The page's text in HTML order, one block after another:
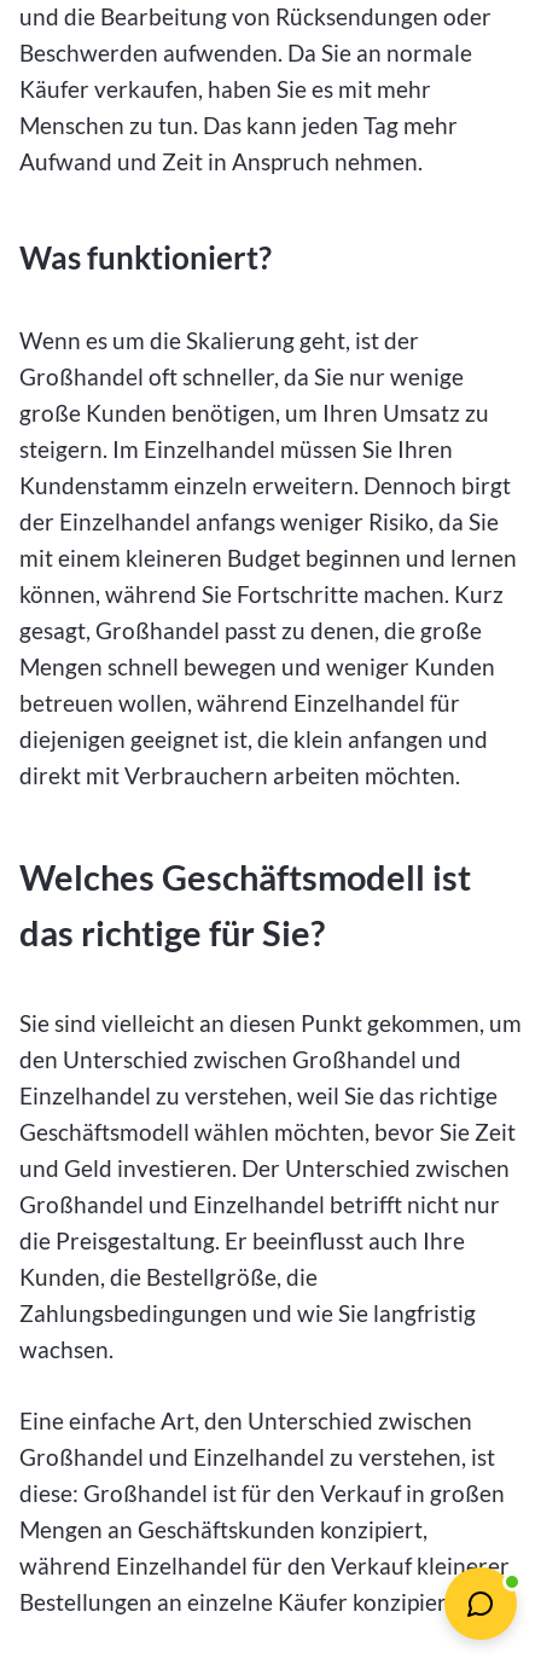
und die Bearbeitung von Rücksendungen oder
Beschwerden aufwenden. Da Sie an normale
Käufer verkaufen, haben Sie es mit mehr
Menschen zu tun. Das kann jeden Tag mehr
Aufwand und Zeit in Anspruch nehmen.
Was funktioniert?
Wenn es um die Skalierung geht, ist der
Großhandel oft schneller, da Sie nur wenige
große Kunden benötigen, um Ihren Umsatz zu
steigern. Im Einzelhandel müssen Sie Ihren
Kundenstamm einzeln erweitern. Dennoch birgt
der Einzelhandel anfangs weniger Risiko, da Sie
mit einem kleineren Budget beginnen und lernen
können, während Sie Fortschritte machen. Kurz
gesagt, Großhandel passt zu denen, die große
Mengen schnell bewegen und weniger Kunden
betreuen wollen, während Einzelhandel für
diejenigen geeignet ist, die klein anfangen und
direkt mit Verbrauchern arbeiten möchten.
Welches Geschäftsmodell ist
das richtige für Sie?
Sie sind vielleicht an diesen Punkt gekommen, um
den Unterschied zwischen Großhandel und
Einzelhandel zu verstehen, weil Sie das richtige
Geschäftsmodell wählen möchten, bevor Sie Zeit
und Geld investieren. Der Unterschied zwischen
Großhandel und Einzelhandel betrifft nicht nur
die Preisgestaltung. Er beeinflusst auch Ihre
Kunden, die Bestellgröße, die
Zahlungsbedingungen und wie Sie langfristig
wachsen.
Eine einfache Art, den Unterschied zwischen
Großhandel und Einzelhandel zu verstehen, ist
diese: Großhandel ist für den Verkauf in großen
Mengen an Geschäftskunden konzipiert,
während Einzelhandel für den Verkauf kleinerer
Bestellungen an einzelne Käufer konzipiert ist.